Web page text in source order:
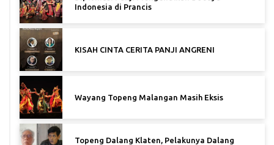
Indonesia di Prancis
KISAH CINTA CERITA PANJI ANGRENI
Wayang Topeng Malangan Masih Eksis
Topeng Dalang Klaten, Pelakunya Dalang